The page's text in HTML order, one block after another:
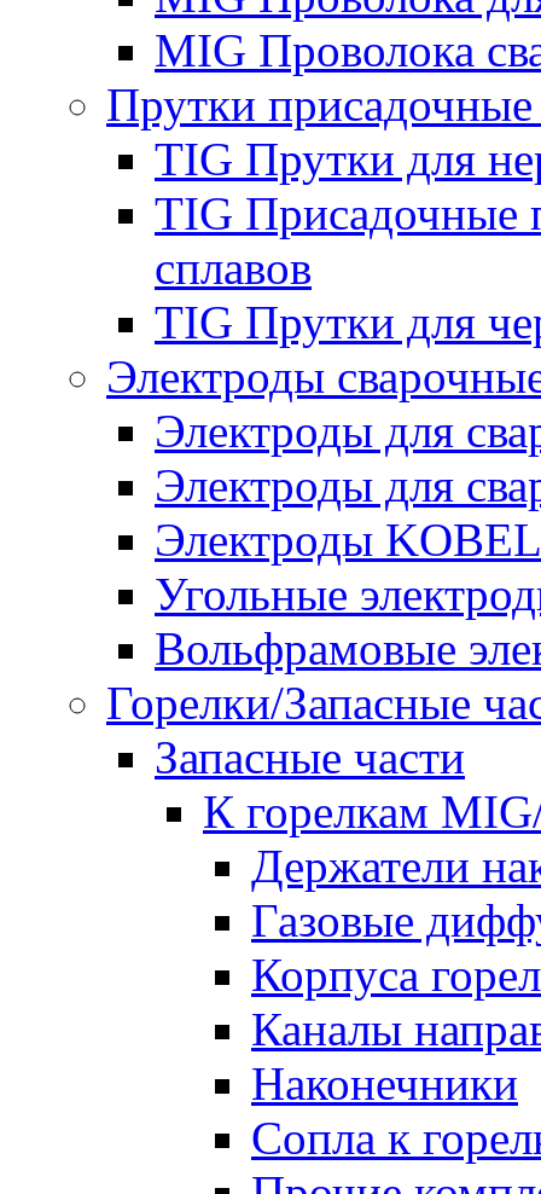
MIG Проволока
Прутки
TIG Прутки для
TIG Присадочные
сплавов
TIG Прутки для
Электроды
Электроды для
Электроды для
Электроды
Угольные
Вольфрамовые
Горелки/Запасные
Запасные части
К горелкам
Держатели
Газовые
Корпуса
Каналы
Наконечники
Сопла к